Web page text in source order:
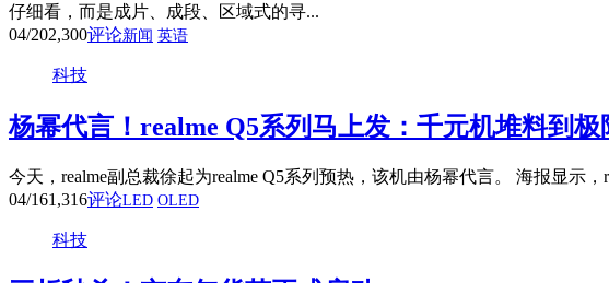
仔细看，而是成片、成段、区域式的寻...
04/202,300评论新闻 英语
科技
杨幂代言！realme Q5系列马上发：千元机堆料到极
今天，realme副总裁徐起为realme Q5系列预热，该机由杨幂代言。 海报显示
04/161,316评论LED OLED
科技